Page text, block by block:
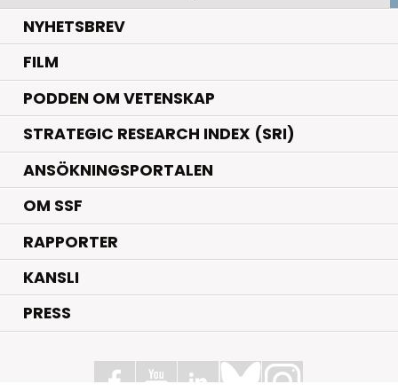
NYHETSBREV
FILM
PODDEN OM VETENSKAP
STRATEGIC RESEARCH INDEX (SRI)
ANSÖKNINGSPORTALEN
OM SSF
RAPPORTER
KANSLI
PRESS